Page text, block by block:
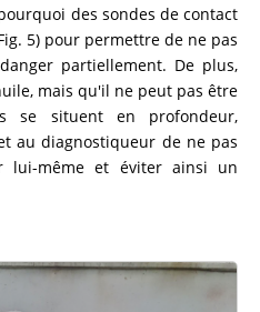
des sondes de contact
5) pour permettre de ne pas
partiellement. De plus,
mais qu'il ne peut pas être
se situent en profondeur,
au diagnostiqueur de ne pas
lui-même et éviter ainsi un